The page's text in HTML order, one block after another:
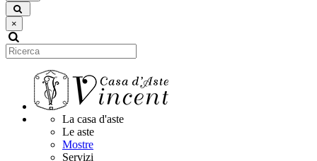
×
La casa d'aste
Le aste
Mostre
Servizi